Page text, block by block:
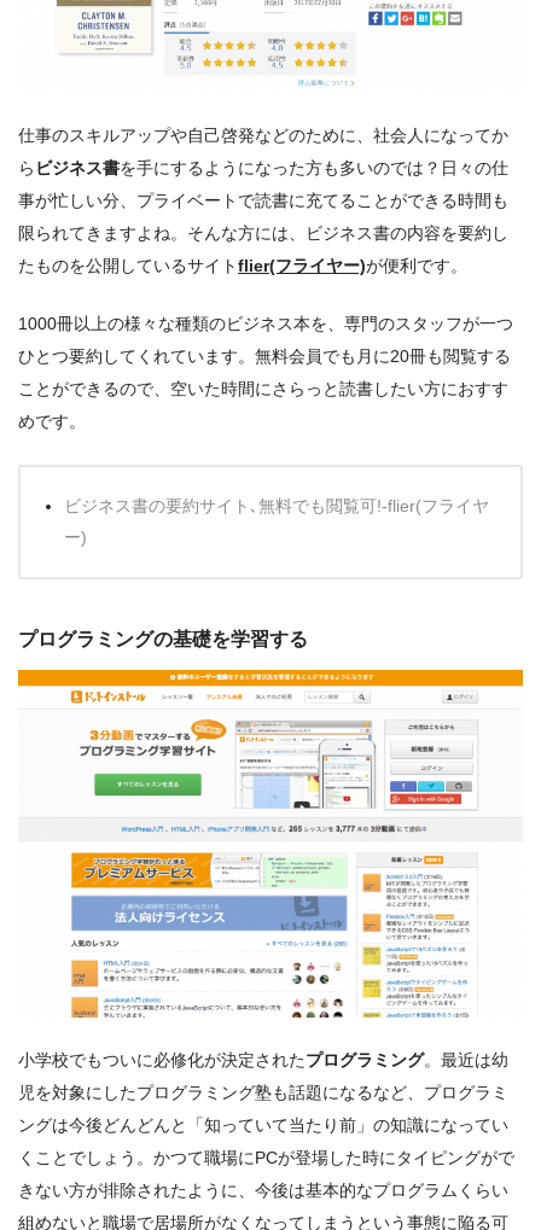
仕事のスキルアップや自己啓発などのために、社会人になってか
ら ビジネス書を手にするようになった方も多いのでは？日々の仕
事が忙しい分、プライベートで読書に充てることができる時間も
限られてきますよね。そんな方には、ビジネス書の内容を要約し
たものを公開しているサイトflier(フライヤー)が便利です。
1000冊以上の様々な種類のビジネス本を、専門のスタッフが一つ
ひとつ要約してくれています。無料会員でも月に20冊も閲覧する
ことができるので、空いた時間にさらっと読書したい方におすす
めです。
ビジネス書の要約サイト､無料でも閲覧可!-flier(フライヤ
ー)
プログラミングの基礎を学習する
小学校でもついに必修化が決定されたプログラミング。最近は幼
児を対象にしたプログラミング塾も話題になるなど、プログラミ
ングは今後どんどんと「知っていて当たり前」の知識になってい
くことでしょう。かつて職場にPCが登場した時にタイピングがで
きない方が排除されたように、今後は基本的なプログラムくらい
組めないと職場で居場所がなくなってしまうという事態に陥る可